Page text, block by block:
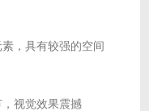
，具有较强的空间
视觉效果震撼